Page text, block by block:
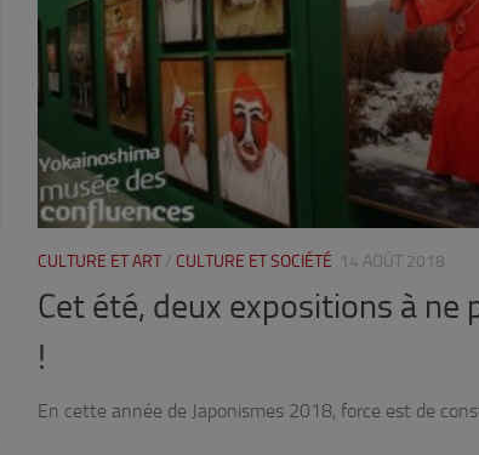
CULTURE ET ART / CULTURE ET SOCIÉTÉ 14 AOÛT 2018
Cet été, deux expositions à ne
!
En cette année de Japonismes 2018, force est de